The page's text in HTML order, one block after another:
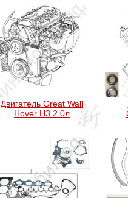
Двигатель Great Wall
Hover H3 2.0л